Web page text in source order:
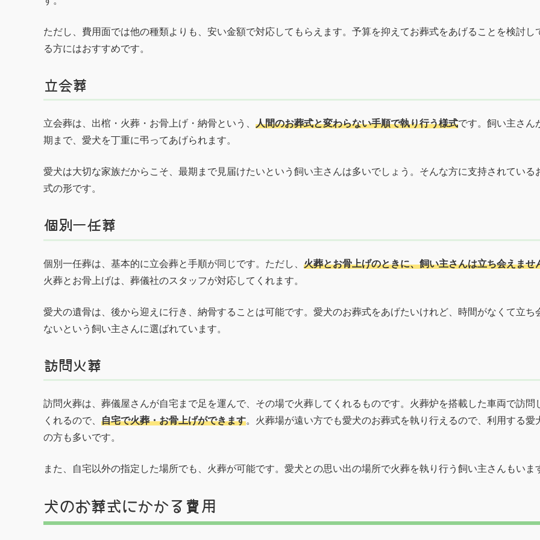
ただし、費用面では他の種類よりも、安い金額で対応してもらえます。予算を抑えてお葬式をあげることを検討し
る方にはおすすめです。
立会葬
立会葬は、出棺・火葬・お骨上げ・納骨という、 人間のお葬式と変わらない手順で執り行う様式です。飼い主さん
期まで、愛犬を丁重に弔ってあげられます。
愛犬は大切な家族だからこそ、最期まで見届けたいという飼い主さんは多いでしょう。そんな方に支持されている
式の形です。
個別一任葬
個別一任葬は、基本的に立会葬と手順が同じです。ただし、 火葬とお骨上げのときに、飼い主さんは立ち会えませ
火葬とお骨上げは、葬儀社のスタッフが対応してくれます。
愛犬の遺骨は、後から迎えに行き、納骨することは可能です。愛犬のお葬式をあげたいけれど、時間がなくて立ち
ないという飼い主さんに選ばれています。
訪問火葬
訪問火葬は、葬儀屋さんが自宅まで足を運んで、その場で火葬してくれるものです。火葬炉を搭載した車両で訪問
くれるので、 自宅で火葬・お骨上げができます。火葬場が遠い方でも愛犬のお葬式を執り行えるので、利用する愛
の方も多いです。
また、自宅以外の指定した場所でも、火葬が可能です。愛犬との思い出の場所で火葬を執り行う飼い主さんもいま
犬のお葬式にかかる費用